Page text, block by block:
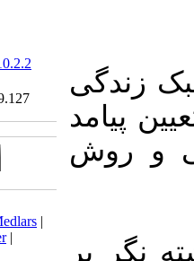
‎ 10.52547/ijhehp.10.2.2
Ethics code:
IR.GOUMS.REC.1399.127
BibTeX
ProCite
Reference Manager